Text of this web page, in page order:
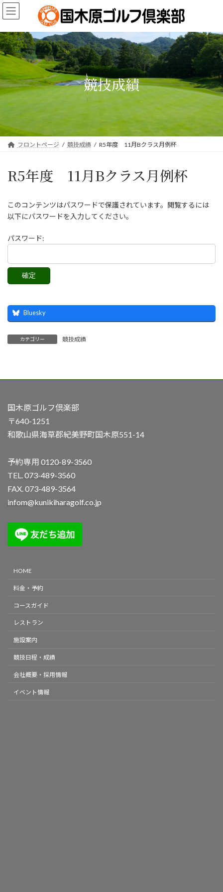
コ
ン
ン
ツ
へ
キ
ッ
プ
ナ
ビ
ー
シ
ョ
に
移
動
競技成績
フロントページ 競技成績 R5年度 11月Bクラス月例杯
R5年度 11月Bクラス月例杯
このコンテンツはパスワードで保護されています。閲覧するには
以下にパスワードを入力してください。
パスワード:
Bluesky
カテゴリー 競技成績
国木原ゴルフ倶楽部
〒640-1251
和歌山県海草郡紀美野町国木原551-14
予約専用 0120-89-3560
TEL.073-489-3560
FAX. 073-489-3564
infom@kunikiharagolf.co.jp
HOME
料金・予約
コースガイド
レストラン
施設案内
競技日程・成績
会社概要・採用情報
イベント情報